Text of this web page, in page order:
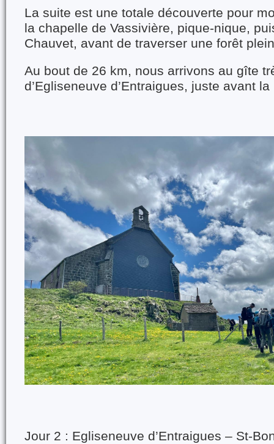
La suite est une totale découverte pour
la chapelle de Vassivière, pique-nique,
Chauvet, avant de traverser une forêt
Au bout de 26 km, nous arrivons au gîte
d’Egliseneuve d’Entraigues, juste avant
Jour 2 : Egliseneuve d’Entraigues – St-